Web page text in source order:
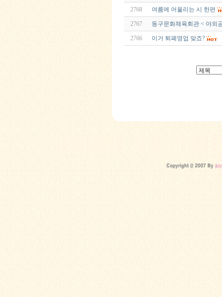
2768 여름에 어울리는 시 한편
2767 동구문화체육회관 < 야외
2766 이거 퇴폐영업 맞죠?